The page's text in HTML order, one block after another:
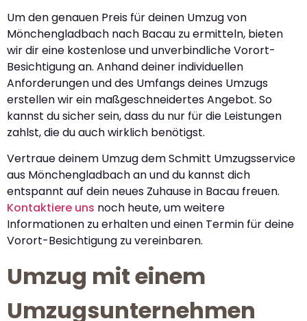
Um den genauen Preis für deinen Umzug von
Mönchengladbach nach Bacau zu ermitteln, bieten
wir dir eine kostenlose und unverbindliche Vorort-
Besichtigung an. Anhand deiner individuellen
Anforderungen und des Umfangs deines Umzugs
erstellen wir ein maßgeschneidertes Angebot. So
kannst du sicher sein, dass du nur für die Leistungen
zahlst, die du auch wirklich benötigst.
Vertraue deinem Umzug dem Schmitt Umzugsservice
aus Mönchengladbach an und du kannst dich
entspannt auf dein neues Zuhause in Bacau freuen.
Kontaktiere uns noch heute, um weitere
Informationen zu erhalten und einen Termin für deine
Vorort-Besichtigung zu vereinbaren.
Umzug mit einem
Umzugsunternehmen